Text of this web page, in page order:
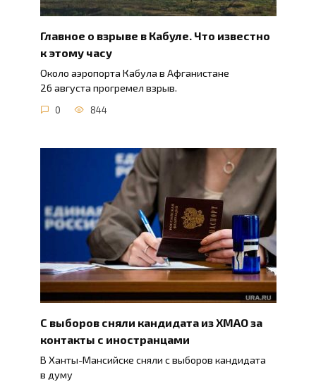
Главное о взрыве в Кабуле. Что известно
к этому часу
Около аэропорта Кабула в Афганистане
26 августа прогремел взрыв.
0 844
С выборов сняли кандидата из ХМАО за
контакты с иностранцами
В Ханты-Мансийске сняли с выборов кандидата
в думу